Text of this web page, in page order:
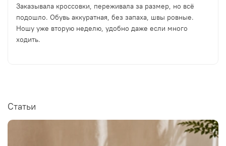
Заказывала кроссовки, переживала за размер, но всё
подошло. Обувь аккуратная, без запаха, швы ровные.
Ношу уже вторую неделю, удобно даже если много
ходить.
Статьи